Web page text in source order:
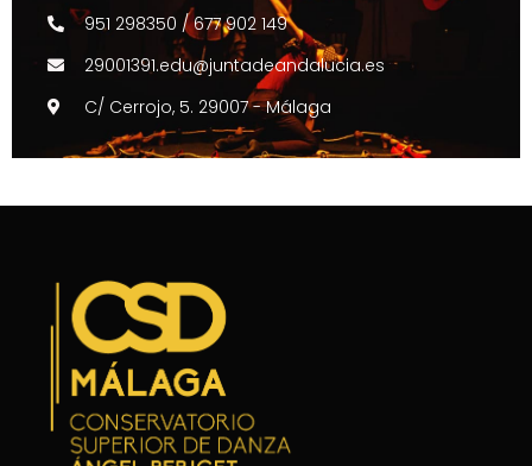
951 298350 / 677 902 149
29001391.edu@juntadeandalucia.es
C/ Cerrojo, 5. 29007 - Málaga